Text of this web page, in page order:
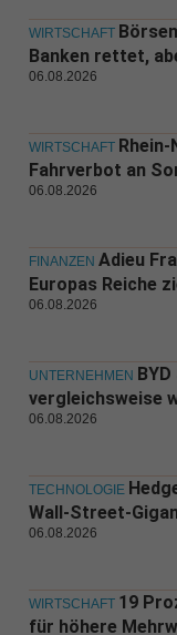
WIRTSCHAFT
Banken rettet,
06.08.2026
WIRTSCHAFT
Fahrverbot an
06.08.2026
FINANZEN Adieu
Europas Reiche
06.08.2026
UNTERNEHMEN
vergleichsweise
06.08.2026
TECHNOLOGIE
Wall-Street-
06.08.2026
WIRTSCHAFT 19
für höhere